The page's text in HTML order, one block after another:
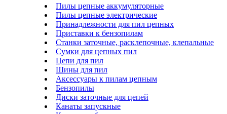
Пилы цепные аккумуляторные
Пилы цепные электрические
Принадлежности для пил цепных
Приставки к бензопилам
Станки заточные, расклепочные, клепальные
Сумки для цепных пил
Цепи для пил
Шины для пил
Аксессуары к пилам цепным
Бензопилы
Диски заточные для цепей
Канаты запускные